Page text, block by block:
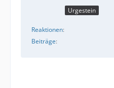
Urgestein
Reaktionen
Beiträge